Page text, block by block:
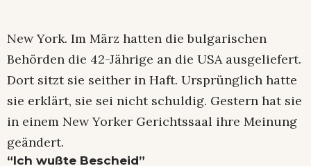
New York. Im März hatten die bulgarischen
Behörden die 42-Jährige an die USA ausgeliefert.
Dort sitzt sie seither in Haft. Ursprünglich hatte
sie erklärt, sie sei nicht schuldig. Gestern hat sie
in einem New Yorker Gerichtssaal ihre Meinung
geändert.
“Ich wußte Bescheid”